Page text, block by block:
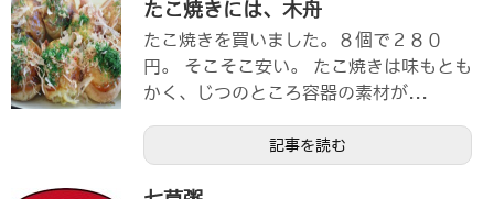
たこ焼きには、木舟
たこ焼きを買いました。８個で２８０
円。 そこそこ安い。 たこ焼きは味もとも
かく、じつのところ容器の素材が...
記事を読む